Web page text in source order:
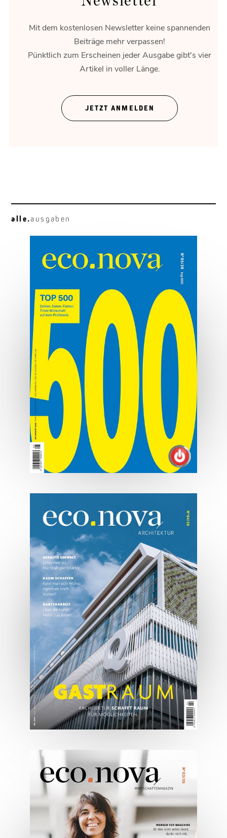
Ein Zustandsbericht in mehreren Feldern.
Platzwechsel
MEHR ERFAHREN
Mit dem kostenlosen Newsletter keine spannenden
Beiträge mehr verpassen!
Pünktlich zum Erscheinen jeder Ausgabe gibt's vier
Artikel in voller Länge.
JETZT ANMELDEN
alle.ausgaben
07/2026
Tirols Top 500 - Juli/August
2026
JETZT BESTELLEN
ONLINE LESEN
05/2026
Spezial: Architektur &
Lifestyle Mai 2026